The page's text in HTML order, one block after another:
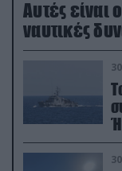
Aυτές είναι
ναυτικές